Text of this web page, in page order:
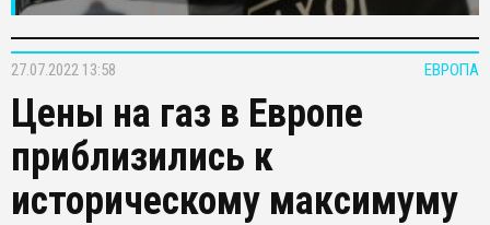
ЕВРОПА
27.07.2022 13:58
Цены на газ в Европе
приблизились к
историческому максимуму